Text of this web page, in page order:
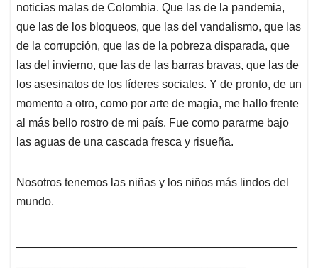
noticias malas de Colombia. Que las de la pandemia,
que las de los bloqueos, que las del vandalismo, que las
de la corrupción, que las de la pobreza disparada, que
las del invierno, que las de las barras bravas, que las de
los asesinatos de los líderes sociales. Y de pronto, de un
momento a otro, como por arte de magia, me hallo frente
al más bello rostro de mi país. Fue como pararme bajo
las aguas de una cascada fresca y risueña.
Nosotros tenemos las niñas y los niños más lindos del
mundo.